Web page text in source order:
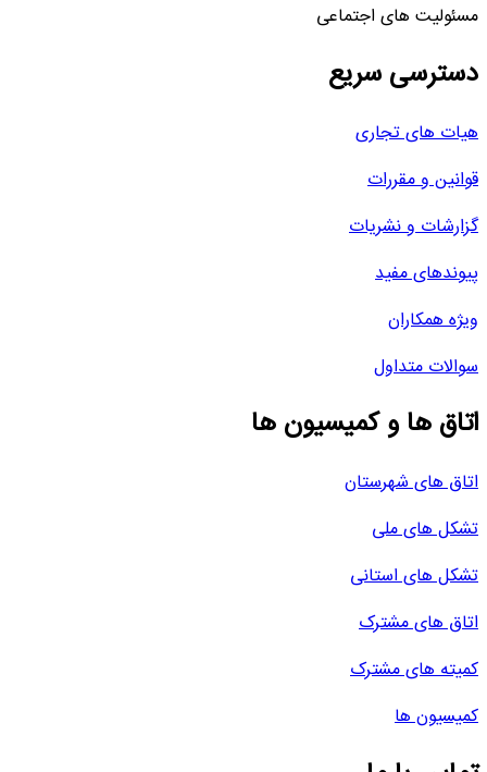
مسئولیت های اجتماعی
دسترسی سریع
هیات های تجاری
قوانین و مقررات
گزارشات و نشریات
پیوندهای مفید
ویژه همکاران
سوالات متداول
اتاق ها و کمیسیون ها
اتاق های شهرستان
تشکل های ملی
تشکل های استانی
اتاق های مشترک
کمیته های مشترک
کمیسیون ها